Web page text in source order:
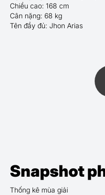
Chiều cao: 168 cm
Cân nặng: 68 kg
Tên đầy đủ: Jhon Arias
Snapshot
Thống kê mùa giải